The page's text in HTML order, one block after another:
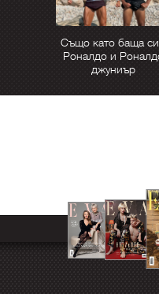
Също като баща
Роналдо и
джуниър